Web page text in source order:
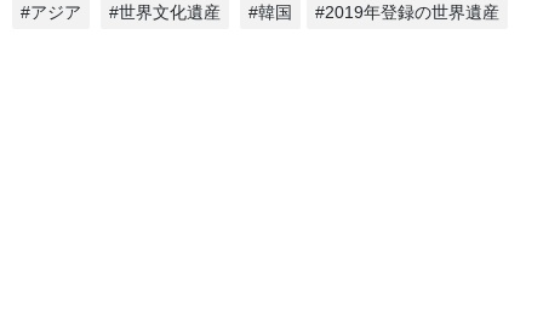
#アジア #世界文化遺産 #韓国 #2019年登録の世界遺産